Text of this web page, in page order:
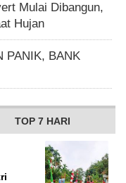
Mulai Dibangun,
Hujan
PANIK, BANK
TOP 7 HARI